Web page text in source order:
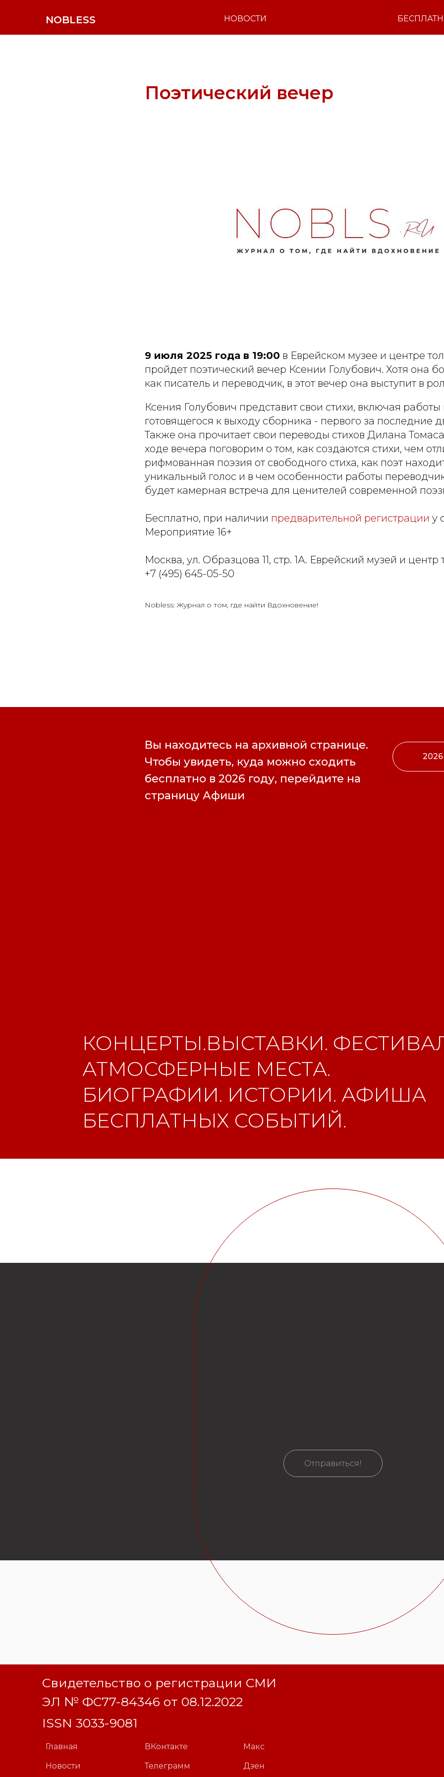
NOBLESS НОВОСТИ
Поэтический вечер
9 июля 2025 года в 19:00 в Еврейском музее и центре
пройдет поэтический вечер Ксении Голубович. Хотя она
как писатель и переводчик, в этот вечер она выступит в
Ксения Голубович представит свои стихи, включая работы
готовящегося к выходу сборника - первого за последние
Также она прочитает свои переводы стихов Дилана
ходе вечера поговорим о том, как создаются стихи, чем
рифмованная поэзия от свободного стиха, как поэт
уникальный голос и в чем особенности работы
будет камерная встреча для ценителей современной
Бесплатно, при наличии предварительной регистрации у
Мероприятие 16+
Москва, ул. Образцова 11, стр. 1А. Еврейский музей и центр
+7 (495) 645-05-50
Nobless: Журнал о том, где найти Вдохновение!
Вы находитесь на архивной странице.
Чтобы увидеть, куда можно сходить
бесплатно в 2026 году, перейдите на
страницу Афиши
2026
КОНЦЕРТЫ.ВЫСТАВКИ.
АТМОСФЕРНЫЕ МЕСТА.
БИОГРАФИИ. ИСТОРИИ. АФИША
БЕСПЛАТНЫХ СОБЫТИЙ.
Отправиться!
Свидетельство о регистрации СМИ
ЭЛ № ФС77-84346 от 08.12.2022
ISSN 3033-9081
ВКонтакте
Главная
Телеграмм
Макс
Дзен
Новости